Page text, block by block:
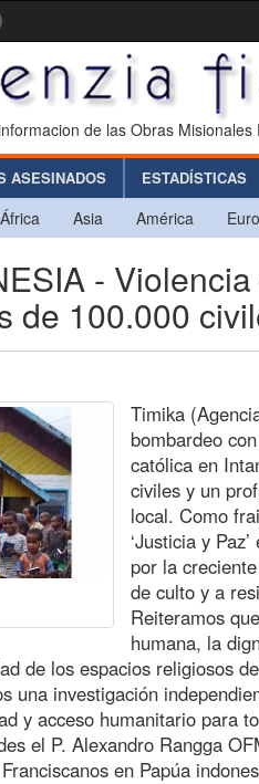
de las Obras
ASESINADOS ESTADÍSTICAS
África Asia América
-
de 100.000
Timika
bombardeo
católica en
civiles y un
local. Como
‘Justicia y
por la
de culto y a
Reiteramos
humana, la
de los espacios religiosos
una investigación
y acceso humanitario para
el P. Alexandro Rangga
en Papúa